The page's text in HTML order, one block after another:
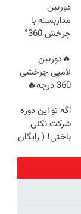
دوربین
مداربسته با
چرخش 360°
(ضمانت
تعویض +
پرداخت درب
🔥دوربین
لامپی چرخشی
360 درجه🔥
منزل + گارانتی
تعویض
اگه تو این دوره
شرکت نکنی
باختی! ( رایگان